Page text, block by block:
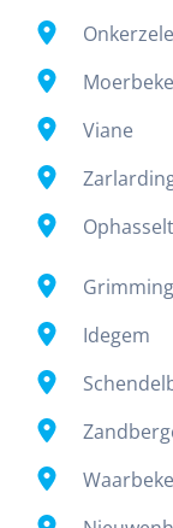
Onkerzele
Moerbeke
Viane
Ophasselt
Idegem
Waarbeke